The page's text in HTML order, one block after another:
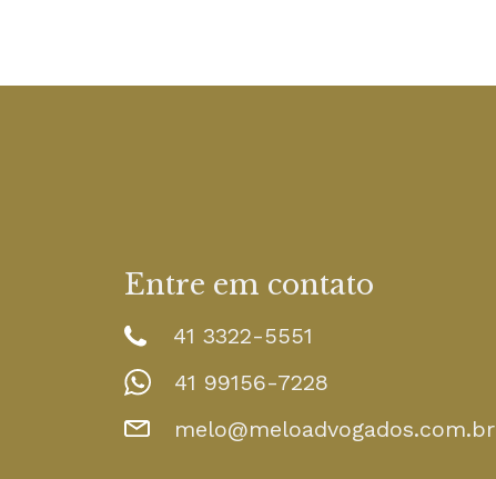
Entre em contato
41 3322-5551
41 99156-7228
melo@meloadvogados.com.br